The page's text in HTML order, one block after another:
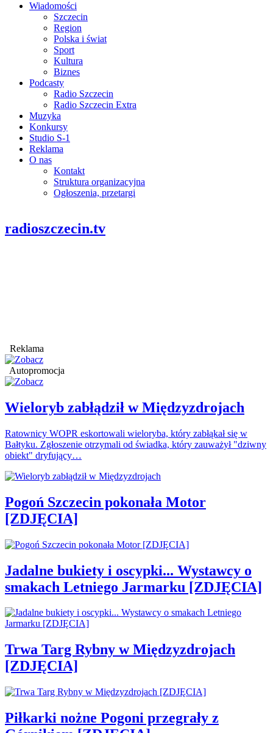
Wiadomości
Szczecin
Region
Polska i świat
Sport
Kultura
Biznes
Podcasty
Radio Szczecin
Radio Szczecin Extra
Muzyka
Konkursy
Studio S-1
Reklama
O nas
Kontakt
Struktura organizacyjna
Ogłoszenia, przetargi
radioszczecin.tv
Reklama
Autopromocja
Wieloryb zabłądził w Międzyzdrojach
Ratownicy WOPR eskortowali wieloryba, który zabłąkał się w
Bałtyku. Zgłoszenie otrzymali od świadka, który zauważył "dziwny
obiekt" dryfujący…
Pogoń Szczecin pokonała Motor
[ZDJĘCIA]
Jadalne bukiety i oscypki... Wystawcy o
smakach Letniego Jarmarku [ZDJĘCIA]
Trwa Targ Rybny w Międzyzdrojach
[ZDJĘCIA]
Piłkarki nożne Pogoni przegrały z